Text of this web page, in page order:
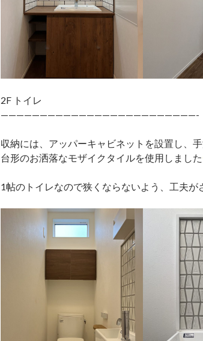
2F トイレ
—————————————————————————-
収納には、アッパーキャビネットを設置し、
台形のお洒落なモザイクタイルを使用しました
1帖のトイレなので狭くならないよう、工夫が